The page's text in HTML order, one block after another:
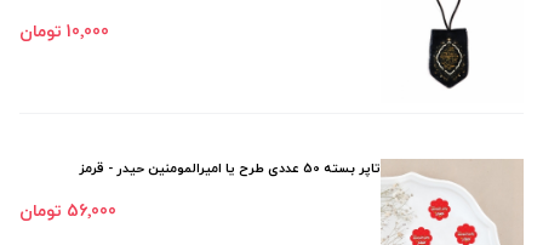
10٬000 تومان
تاپر بسته 50 عددی طرح یا امیرالمومنین حیدر - قرمز
56٬000 تومان